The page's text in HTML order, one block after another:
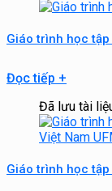
Giáo trình học tập
Đọc tiếp +
Đã lưu tài
Giáo trình học tập